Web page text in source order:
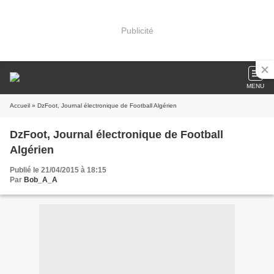
Publicité
MENU
Accueil » DzFoot, Journal électronique de Football Algérien
DzFoot, Journal électronique de Football
Algérien
Publié le 21/04/2015 à 18:15
Par Bob_A_A